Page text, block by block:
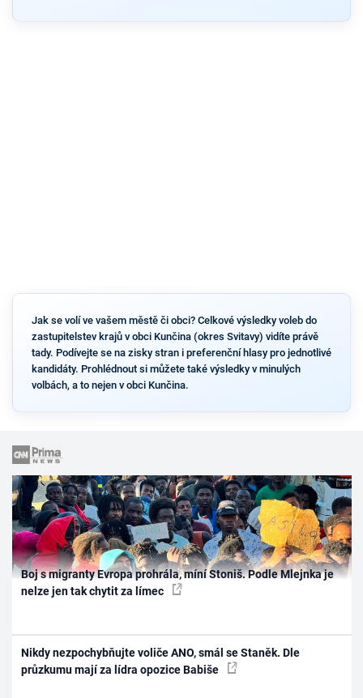
Jak se volí ve vašem městě či obci? Celkové výsledky voleb do
zastupitelstev krajů v obci Kunčina (okres Svitavy) vidíte právě
tady. Podívejte se na zisky stran i preferenční hlasy pro jednotlivé
kandidáty. Prohlédnout si můžete také výsledky v minulých
volbách, a to nejen v obci Kunčina.
Boj s migranty Evropa prohrála, míní Stoniš. Podle Mlejnka je
nelze jen tak chytit za límec
Nikdy nezpochybňujte voliče ANO, smál se Staněk. Dle
průzkumu mají za lídra opozice Babiše